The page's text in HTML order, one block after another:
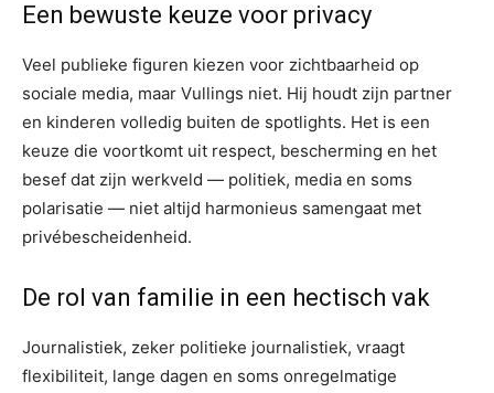
Een bewuste keuze voor privacy
Veel publieke figuren kiezen voor zichtbaarheid op
sociale media, maar Vullings niet. Hij houdt zijn partner
en kinderen volledig buiten de spotlights. Het is een
keuze die voortkomt uit respect, bescherming en het
besef dat zijn werkveld — politiek, media en soms
polarisatie — niet altijd harmonieus samengaat met
privébescheidenheid.
De rol van familie in een hectisch vak
Journalistiek, zeker politieke journalistiek, vraagt
flexibiliteit, lange dagen en soms onregelmatige